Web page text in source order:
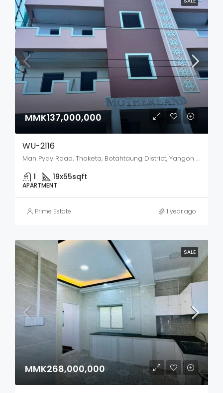
MMK137,000,000
WU-2116
Man Pyay Road, Thaketa, Botahtaung District, Yangon City, Yangon, 11321, Myanmar
1 19x55sqft
APARTMENT
Prime Estate 1 year ago
SALE
MMK268,000,000